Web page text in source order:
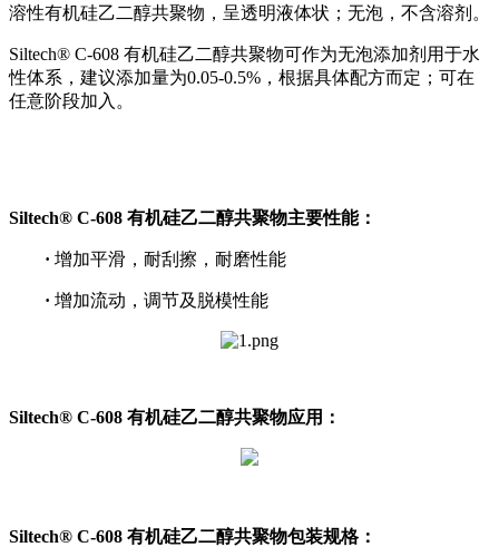
溶性有机硅乙二醇共聚物，呈透明液体状；无泡，不含溶剂。
Siltech® C-608 有机硅乙二醇共聚物可作为无泡添加剂用于水
性体系，建议添加量为0.05-0.5%，根据具体配方而定；可在
任意阶段加入。
Siltech® C-608 有机硅乙二醇共聚物主要性能：
· 增加平滑，耐刮擦，耐磨性能
· 增加流动，调节及脱模性能
Siltech® C-608 有机硅乙二醇共聚物应用：
Siltech® C-608 有机硅乙二醇共聚物包装规格：